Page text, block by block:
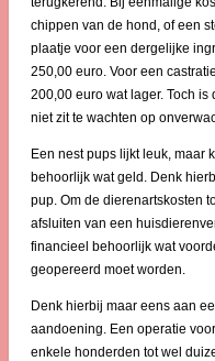
chippen van de hond, of een
plaatje voor een dergelijke
250,00 euro. Voor een
200,00 euro wat lager. Toch
niet zit te wachten op
Een nest pups lijkt leuk, maar
behoorlijk wat geld. Denk
pup. Om de dierenartskosten
afsluiten van een
financieel behoorlijk wat
geopereerd moet worden.
Denk hierbij maar eens aan
aandoening. Een operatie
enkele honderden tot wel